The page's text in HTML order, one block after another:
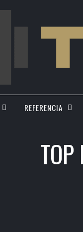
REFERENCIA
TOP